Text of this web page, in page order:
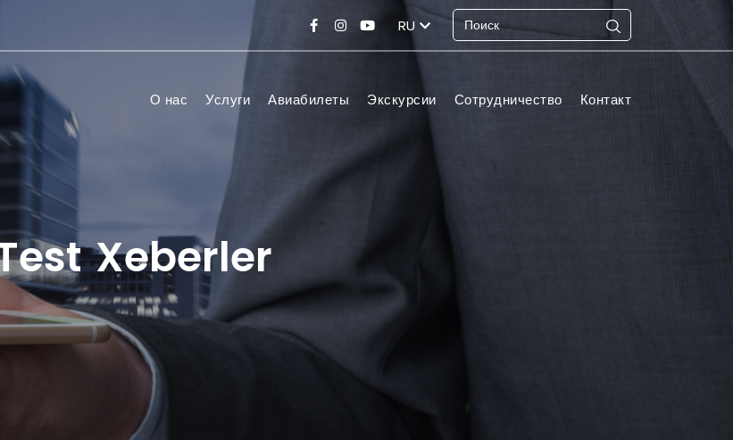
RU
О нас Услуги Авиабилеты Экскурсии Сотрудничество Контакт
Xeberler